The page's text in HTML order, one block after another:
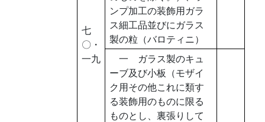
七
〇・
一九
ンプ加工の装飾用ガラ
ス細工品並びにガラス
製の粒（バロティニ）
一 ガラス製のキュ
ーブ及び小板（モザイ
ク用その他これに類す
る装飾用のものに限る
ものとし、裏張りして